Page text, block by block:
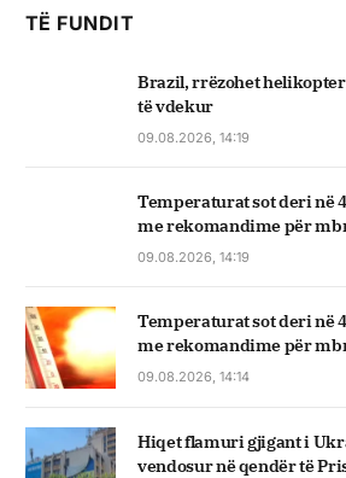
TË FUNDIT
Brazil, rrëzohet
të vdekur
09.08.2026, 14:19
Temperaturat sot deri në
me rekomandime për
09.08.2026, 14:19
Temperaturat sot deri në
me rekomandime për
09.08.2026, 14:14
Hiqet flamuri gjigant i
vendosur në qendër të